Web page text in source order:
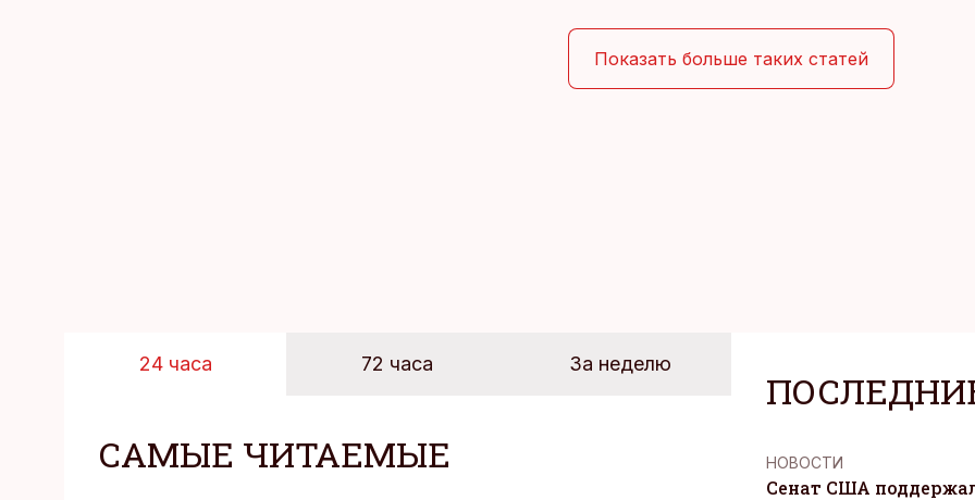
Показать больше таких статей
24 часа 72 часа За неделю
САМЫЕ ЧИТАЕМЫЕ НОВОСТИ
Сенат США